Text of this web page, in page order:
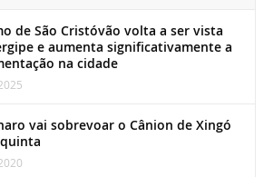
de São Cristóvão volta a ser vista
e aumenta significativamente a
na cidade
vai sobrevoar o Cânion de Xingó